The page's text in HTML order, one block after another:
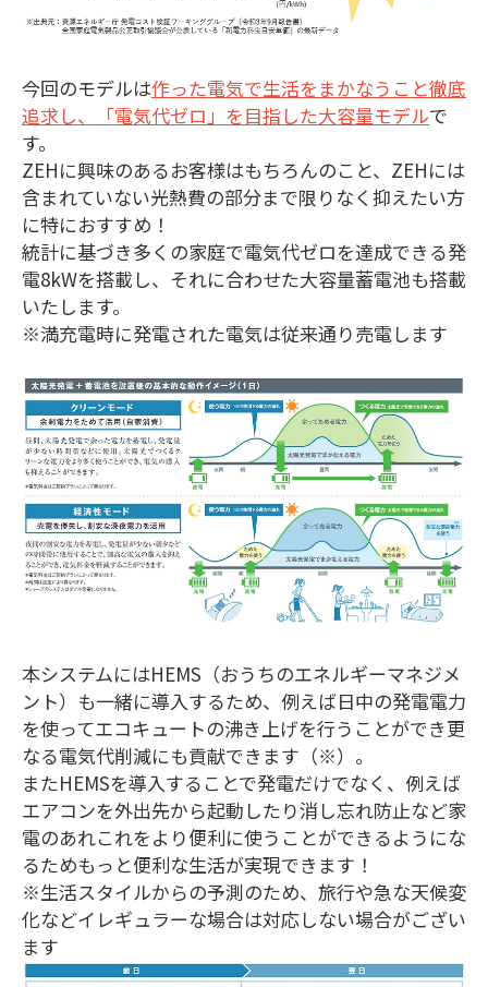
今回のモデルは作った電気で生活をまかなうこと徹底
追求し、「電気代ゼロ」を目指した大容量モデルで
す。
ZEHに興味のあるお客様はもちろんのこと、ZEHには
含まれていない光熱費の部分まで限りなく抑えたい方
に特におすすめ！
統計に基づき多くの家庭で電気代ゼロを達成できる発
電8kWを搭載し、それに合わせた大容量蓄電池も搭載
いたします。
※満充電時に発電された電気は従来通り売電します
本システムにはHEMS（おうちのエネルギーマネジメ
ント）も一緒に導入するため、例えば日中の発電電力
を使ってエコキュートの沸き上げを行うことができ更
なる電気代削減にも貢献できます（※）。
またHEMSを導入することで発電だけでなく、例えば
エアコンを外出先から起動したり消し忘れ防止など家
電のあれこれをより便利に使うことができるようにな
るためもっと便利な生活が実現できます！
※生活スタイルからの予測のため、旅行や急な天候変
化などイレギュラーな場合は対応しない場合がござい
ます